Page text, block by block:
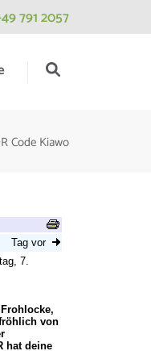
791 2057
Code Kiawo